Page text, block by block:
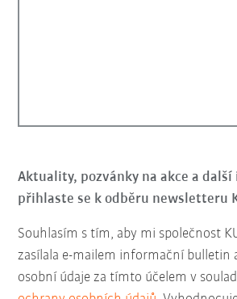
Aktuality, pozvánky na akce a další
přihlaste se k odběru newsletteru
Souhlasím s tím, aby mi společnost
zasílala e-mailem informační bulletin
osobní údaje za tímto účelem v